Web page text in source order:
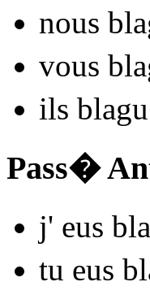
nous
vous
ils blagu
Pass�
j' eus
tu eus